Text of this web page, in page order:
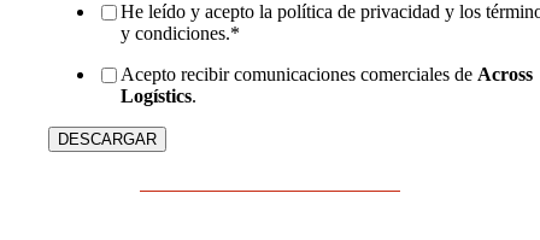
He leído y acepto la política de privacidad y los
y condiciones.*
Acepto recibir comunicaciones comerciales de Across
Logístics.